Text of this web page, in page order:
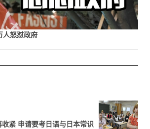
人怒怼政府
紧 申请要考日语与日本常识